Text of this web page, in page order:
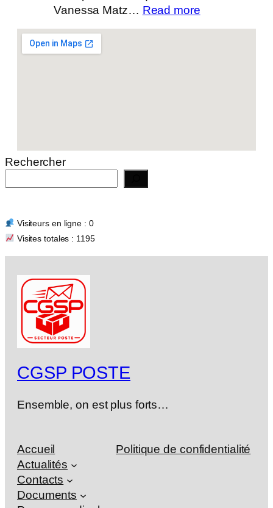
Vanessa Matz… Read more:
Rechercher
Visiteurs en ligne : 0
Visites totales : 1195
CGSP POSTE
Ensemble, on est plus forts…
Accueil
Actualités
Contacts
Documents
Politique de confidentialité